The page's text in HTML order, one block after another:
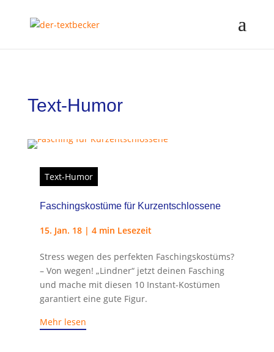
Text-Humor
Text-Humor
Faschingskostüme für Kurzentschlossene
15. Jan. 18| 4 min Lesezeit
Stress wegen des perfekten Faschingskostüms?
– Von wegen! „Lindner“ jetzt deinen Fasching
und mache mit diesen 10 Instant-Kostümen
garantiert eine gute Figur.
Mehr lesen